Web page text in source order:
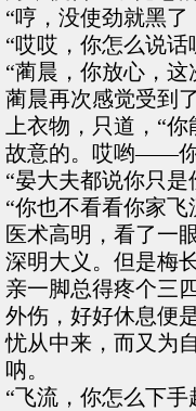
“哼，没使劲就黑
“哎哎，你怎么说话
“蔺晨，你放心，
蔺晨再次感觉受到
上衣物，只道，“
故意的。哎哟——你
“晏大夫都说你只
“你也不看看你家
医术高明，看了一
深明大义。但是梅
亲一脚总得疼个三
外伤，好好休息便
忧从中来，而又为
呐。
“飞流，你怎么下